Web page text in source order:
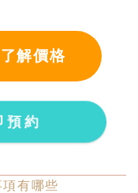
了解價格
約
有哪些